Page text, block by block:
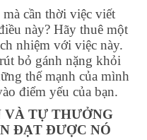
cần thời việc viết
này? Hãy thuê một
nhiệm với việc này.
bỏ gánh nặng khỏi
thế mạnh của mình
điểm yếu của bạn.
VÀ TỰ THƯỞNG
ĐẠT ĐƯỢC NÓ